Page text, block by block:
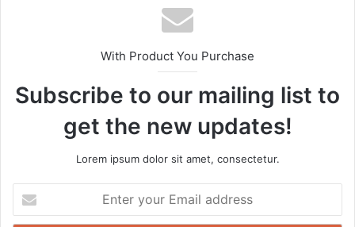
With Product You Purchase
Subscribe to our mailing list to
get the new updates!
Lorem ipsum dolor sit amet, consectetur.
your
Email